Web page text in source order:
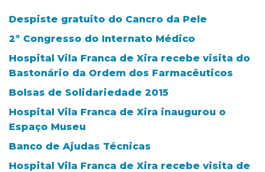
Despiste gratuito do Cancro da Pele
2º Congresso do Internato Médico
Hospital Vila Franca de Xira recebe visita do
Bastonário da Ordem dos Farmacêuticos
Bolsas de Solidariedade 2015
Hospital Vila Franca de Xira inaugurou o
Espaço Museu
Banco de Ajudas Técnicas
Hospital Vila Franca de Xira recebe visita de